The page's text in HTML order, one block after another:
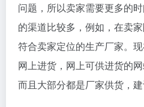
问题，所以卖家需要更多的
的渠道比较多，例如，在卖
符合卖家定位的生产厂家。
网上进货，网上可供进货的
而且大部分都是厂家供货，建